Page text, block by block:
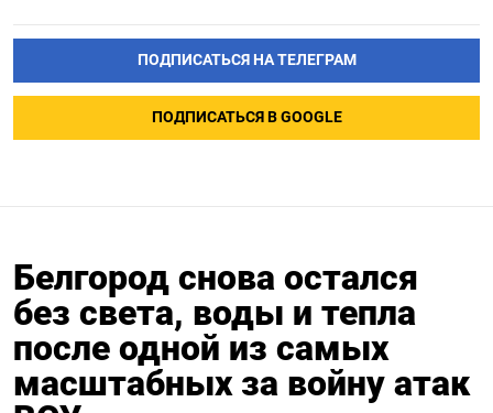
ПОДПИСАТЬСЯ НА ТЕЛЕГРАМ
ПОДПИСАТЬСЯ В GOOGLE
Белгород снова остался
без света, воды и тепла
после одной из самых
масштабных за войну атак